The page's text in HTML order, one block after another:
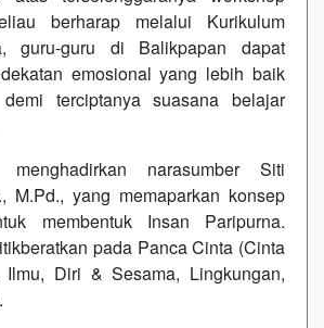
berharap melalui Kurikulum
guru-guru di Balikpapan dapat
emosional yang lebih baik
terciptanya suasana belajar
narasumber Siti
M.Pd., yang memaparkan konsep
membentuk Insan Paripurna.
pada Panca Cinta (Cinta
Diri & Sesama, Lingkungan,